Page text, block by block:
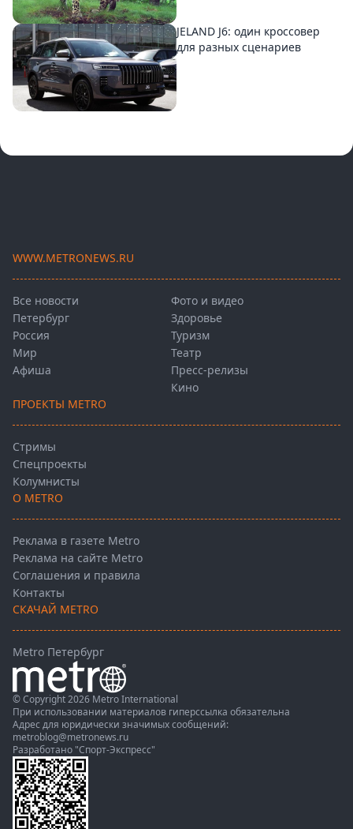
JELAND J6: один кроссовер
для разных сценариев
WWW.METRONEWS.RU
Все новости
Петербург
Россия
Мир
Афиша
Фото и видео
Здоровье
Туризм
Театр
Пресс-релизы
Кино
ПРОЕКТЫ METRO
Стримы
Спецпроекты
Колумнисты
О METRO
Реклама в газете Metro
Реклама на сайте Metro
Соглашения и правила
Контакты
СКАЧАЙ METRO
Metro Петербург
© Copyright 2026 Metro International
При использовании материалов гиперссылка обязательна
Адрес для юридически значимых сообщений:
metroblog@metronews.ru
Разработано "Спорт-Экспресс"